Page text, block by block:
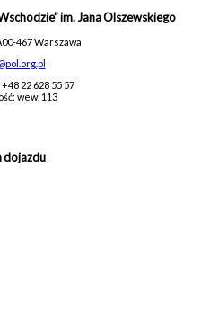
im. Jana Olszewskiego
00-467 Warszawa
22 628 55 57
wew. 113
dojazdu